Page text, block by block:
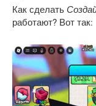
Как сделать
работают? Вот так: